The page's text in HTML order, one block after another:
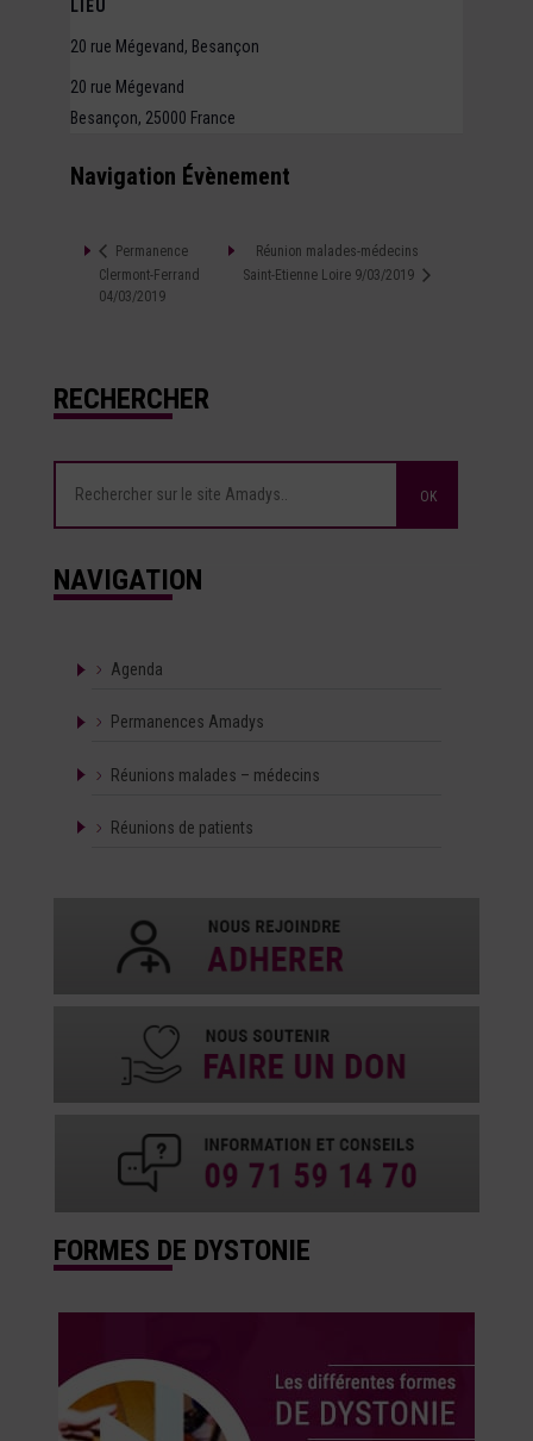
LIEU
20 rue Mégevand, Besançon
20 rue Mégevand
Besançon, 25000 France
Navigation Évènement
Permanence
Clermont-Ferrand
04/03/2019
Réunion malades-médecins
Saint-Etienne Loire 9/03/2019
RECHERCHER
NAVIGATION
Agenda
Permanences Amadys
Réunions malades – médecins
Réunions de patients
FORMES DE DYSTONIE